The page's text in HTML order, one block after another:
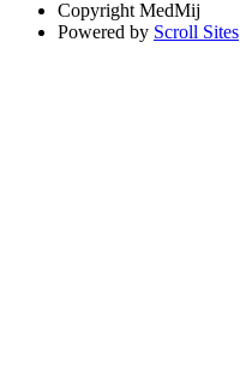
Copyright MedMij
Powered by Scroll Sites